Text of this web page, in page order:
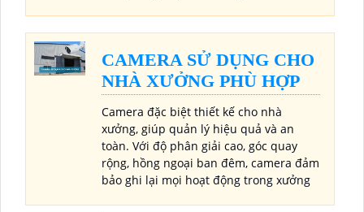
CAMERA SỬ DỤNG CHO
NHÀ XƯỞNG PHÙ HỢP
Camera đặc biệt thiết kế cho nhà
xưởng, giúp quản lý hiệu quả và an
toàn. Với độ phân giải cao, góc quay
rộng, hồng ngoại ban đêm, camera đảm
bảo ghi lại mọi hoạt động trong xưởng